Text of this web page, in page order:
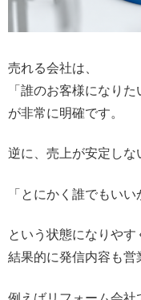
売れる会社は、
「誰のお客様になりた
が非常に明確です。
逆に、売上が安定しな
「とにかく誰でもいい
という状態になりやす
結果的に発信内容も営